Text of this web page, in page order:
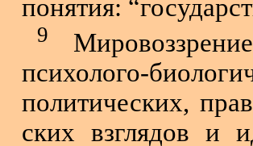
понятия:
9
психолого-
политических,
ских взглядов и